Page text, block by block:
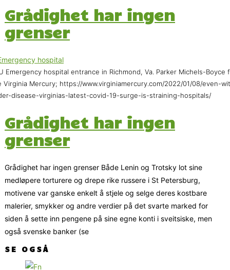
Grådighet har ingen
grenser
Emergency hospital entrance in Richmond, Va. Parker Michels-Boyce
Virginia Mercury; https://www.virginiamercury.com/2022/01/08/even-
disease-virginias-latest-covid-19-surge-is-straining-hospitals/
Grådighet har ingen
grenser
Grådighet har ingen grenser Både Lenin og Trotsky lot sine
medløpere torturere og drepe rike russere i St Petersburg,
motivene var ganske enkelt å stjele og selge deres kostbare
malerier, smykker og andre verdier på det svarte marked for
siden å sette inn pengene på sine egne konti i sveitsiske, men
også svenske banker (se
SE OGSÅ